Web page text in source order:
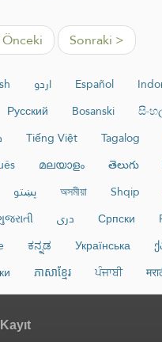
Sonraki >
اردو Español
Русский Bosanski
Tiếng Việt Tagalog
മലയാളം తెలుగు
پښتو অসমীয়া Shqip
دری Српски
ಕನ್ನಡ Українська
ភាសាខ្មែរ ਪੰਜਾਬੀ